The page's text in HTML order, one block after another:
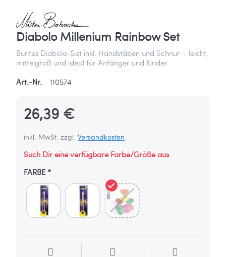
Diabolo Millenium Rainbow Set
Buntes Diabolo-Set inkl. Handstäben und Schnur – leicht,
mittelgroß und ideal für Anfänger und Kinder.
Art.-Nr.
110574
26,39 €
inkl. MwSt. zzgl. Versandkosten
Such Dir eine verfügbare Farbe/Größe aus
FARBE